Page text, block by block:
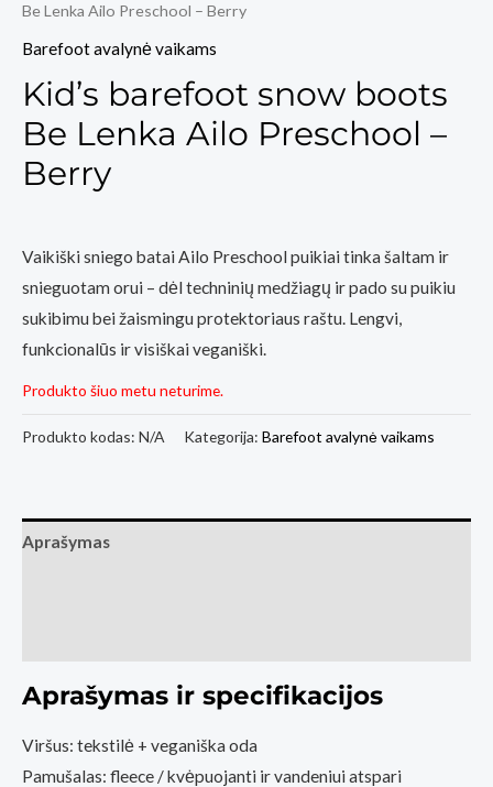
Be Lenka Ailo Preschool – Berry
Barefoot avalynė vaikams
Kid’s barefoot snow boots
Be Lenka Ailo Preschool –
Berry
Vaikiški sniego batai Ailo Preschool puikiai tinka šaltam ir
snieguotam orui – dėl techninių medžiagų ir pado su puikiu
sukibimu bei žaismingu protektoriaus raštu. Lengvi,
funkcionalūs ir visiškai veganiški.
Produkto šiuo metu neturime.
Produkto kodas: N/A Kategorija: Barefoot avalynė vaikams
Aprašymas
Aprašymas ir specifikacijos
Viršus: tekstilė + veganiška oda
Pamušalas: fleece / kvėpuojanti ir vandeniui atspari